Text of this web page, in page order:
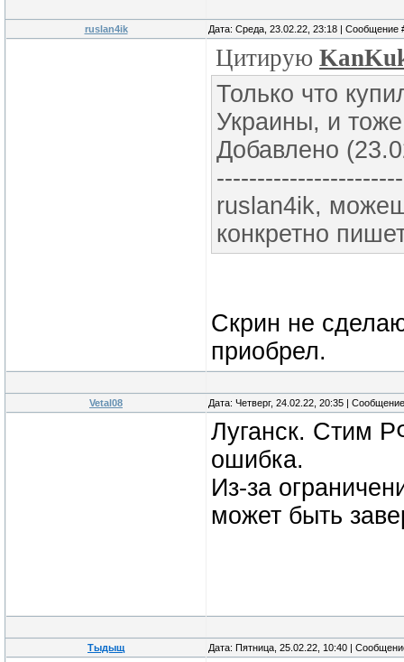
ruslan4ik Дата: Среда, 23.02.22, 23:18 | Сообщение
Цитирую
Только что
Украины, и
Добавлено
ruslan4ik,
конкретно
Скрин не
приобрел.
Vetal08 Дата: Четверг, 24.02.22, 20:35 |
Луганск. Стим
ошибка.
Из-за
может быть
Тыдыщ Дата: Пятница, 25.02.22, 10:40 |